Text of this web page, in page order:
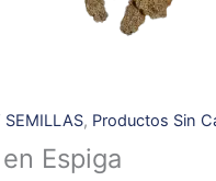
SEMILLAS, Productos Sin
Espiga